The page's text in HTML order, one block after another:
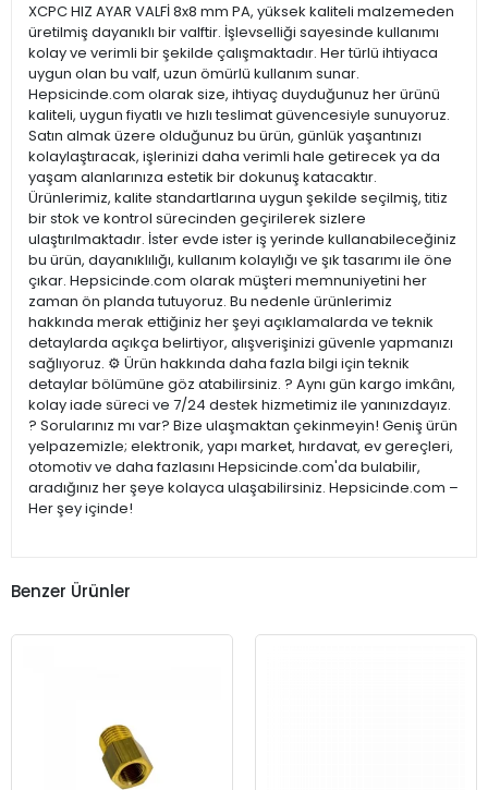
XCPC HIZ AYAR VALFİ 8x8 mm PA, yüksek kaliteli malzemeden
üretilmiş dayanıklı bir valftir. İşlevselliği sayesinde kullanımı
kolay ve verimli bir şekilde çalışmaktadır. Her türlü ihtiyaca
uygun olan bu valf, uzun ömürlü kullanım sunar.
Hepsicinde.com olarak size, ihtiyaç duyduğunuz her ürünü
kaliteli, uygun fiyatlı ve hızlı teslimat güvencesiyle sunuyoruz.
Satın almak üzere olduğunuz bu ürün, günlük yaşantınızı
kolaylaştıracak, işlerinizi daha verimli hale getirecek ya da
yaşam alanlarınıza estetik bir dokunuş katacaktır.
Ürünlerimiz, kalite standartlarına uygun şekilde seçilmiş, titiz
bir stok ve kontrol sürecinden geçirilerek sizlere
ulaştırılmaktadır. İster evde ister iş yerinde kullanabileceğiniz
bu ürün, dayanıklılığı, kullanım kolaylığı ve şık tasarımı ile öne
çıkar. Hepsicinde.com olarak müşteri memnuniyetini her
zaman ön planda tutuyoruz. Bu nedenle ürünlerimiz
hakkında merak ettiğiniz her şeyi açıklamalarda ve teknik
detaylarda açıkça belirtiyor, alışverişinizi güvenle yapmanızı
sağlıyoruz. ⚙️ Ürün hakkında daha fazla bilgi için teknik
detaylar bölümüne göz atabilirsiniz. ? Aynı gün kargo imkânı,
kolay iade süreci ve 7/24 destek hizmetimiz ile yanınızdayız.
? Sorularınız mı var? Bize ulaşmaktan çekinmeyin! Geniş ürün
yelpazemizle; elektronik, yapı market, hırdavat, ev gereçleri,
otomotiv ve daha fazlasını Hepsicinde.com'da bulabilir,
aradığınız her şeye kolayca ulaşabilirsiniz. Hepsicinde.com –
Her şey içinde!
Benzer Ürünler